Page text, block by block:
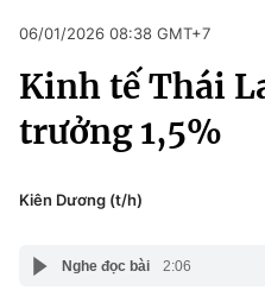
Chuyên mục
Chính trị
Pháp luật
Pháp luật
Kinh tế
Thể thao
Truyền hình
Y tế
Công nghệ
06/01/2026 08:38 GMT+7
Kinh tế Thái
trưởng 1,5%
Kiên Dương (t/h)
Nghe đọc bài 2:06